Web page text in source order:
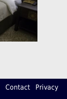
Contact Privacy